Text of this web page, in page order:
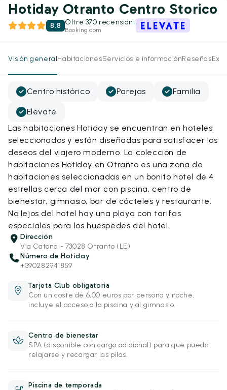
Hotiday Otranto Centro Storico
8.8 Oltre 370 recensioni
Booking.com
Visión generalHabitacionesServicios e informaciónReseñas
Centro histórico Parejas Familia
Elevate
Las habitaciones Hotiday se encuentran en hoteles
seleccionados y están diseñadas para satisfacer los
deseos del viajero moderno. La colección de
habitaciones Hotiday en Otranto es una zona de
habitaciones seleccionadas en un bonito hotel de 4
estrellas cerca del mar con piscina, centro de
bienestar, gimnasio, bar de cócteles y restaurante.
No lejos del hotel hay una playa con tarifas
especiales para los huéspedes del hotel.
Dirección
Via Catona - 73028 Otranto (LE)
Número de Hotiday
+390282941859
Tarjeta Club obligatoria
Con un coste de 6,00 euros por persona y noche,
incluye el acceso a la piscina y al gimnasio.
Centro de bienestar
SPA (disponible con cargo adicional) para que pueda
relajarse y recargar las pilas.
Piscina de temporada